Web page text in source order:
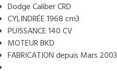
Dodge Caliber CRD
CYLINDRÉE 1968 cm3
PUISSANCE 140 CV
MOTEUR BKD
FABRICATION depuis Mars 2003